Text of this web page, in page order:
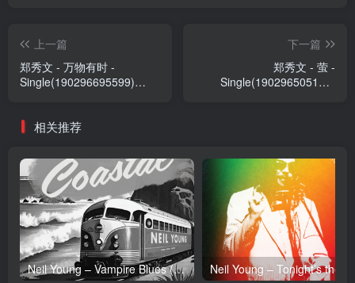
上一篇
郑秀文 - 万物有时 -
Single(190296695599)
下一篇
郑秀文 - 萤 -
Single(190296505133)
相关推荐
Neil Young – Vampire Blues (Live) – Single(054391239303)【24bit／96.0kHz】土耳其区